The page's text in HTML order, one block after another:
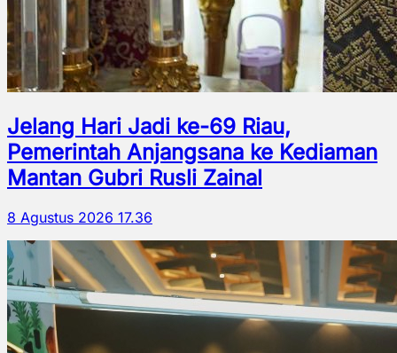
Jelang Hari Jadi ke-69 Riau,
Pemerintah Anjangsana ke Kediaman
Mantan Gubri Rusli Zainal
8 Agustus 2026 17.36